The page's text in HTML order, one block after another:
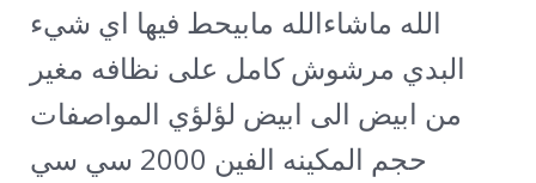
الله ماشاءالله مابيحط فيها اي شيء
البدي مرشوش كامل على نظافه مغير
من ابيض الى ابيض لؤلؤي المواصفات
حجم المكينه الفين 2000 سي سي